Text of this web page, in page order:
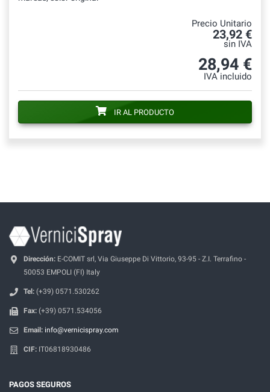
Precio Unitario
23,92 €
sin IVA
28,94 €
IVA incluido
IR AL PRODUCTO
Dirección: E-COMIT srl, Via Giuseppe Di Vittorio, 93-95 - Z.I. Terrafino -
50053 EMPOLI (FI) Italy
Tel: (+39) 0571.530262
Fax: (+39) 0571.534056
Email: info@vernicispray.com
CIF: IT06818930486
PAGOS SEGUROS